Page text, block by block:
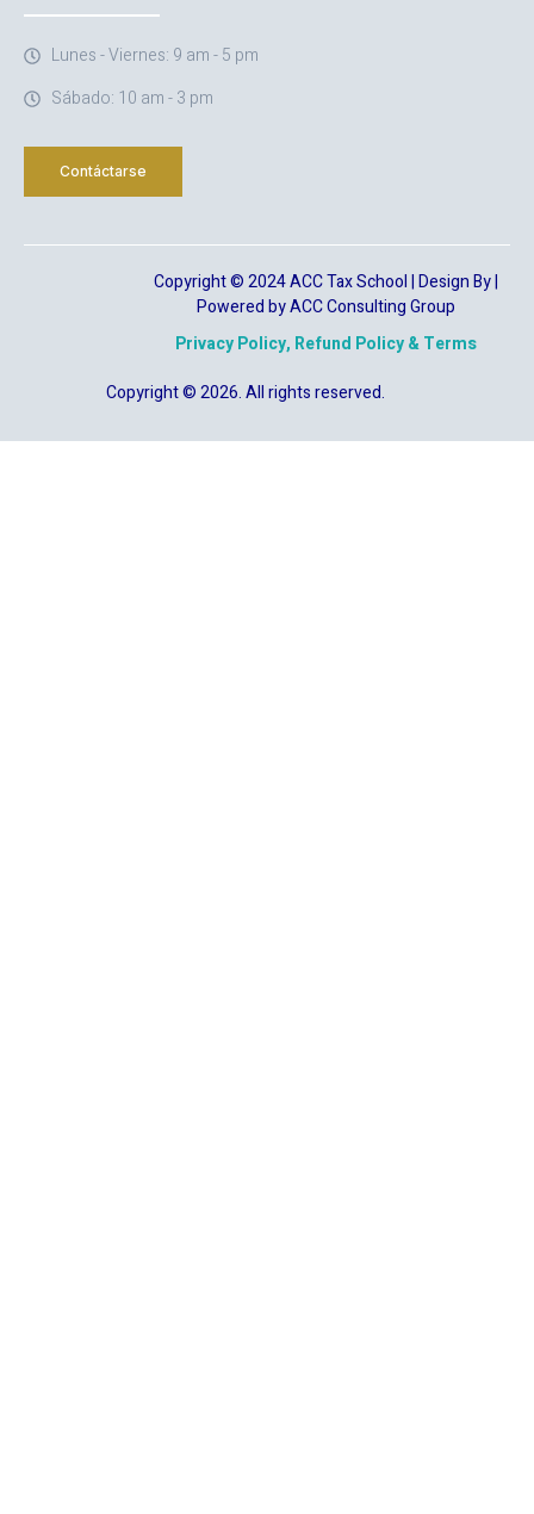
Lunes - Viernes: 9 am - 5 pm
Sábado: 10 am - 3 pm
Contáctarse
Copyright © 2024 ACC Tax School | Design By |
Powered by ACC Consulting Group
Privacy Policy, Refund Policy & Terms
Copyright © 2026. All rights reserved.